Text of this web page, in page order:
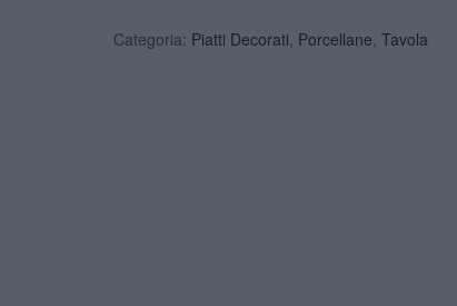
Categoria: Piatti Decorati, Porcellane, Tavola